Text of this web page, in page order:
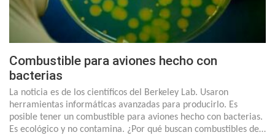
Combustible para aviones hecho con
bacterias
La noticia es de los científicos del Berkeley Lab. Usaron
herramientas informáticas avanzadas para producirlo. Es
posible tener un combustible para aviones hecho con bacterias.
Es ecológico y no contamina. ¿Por qué buscan combustibles de…